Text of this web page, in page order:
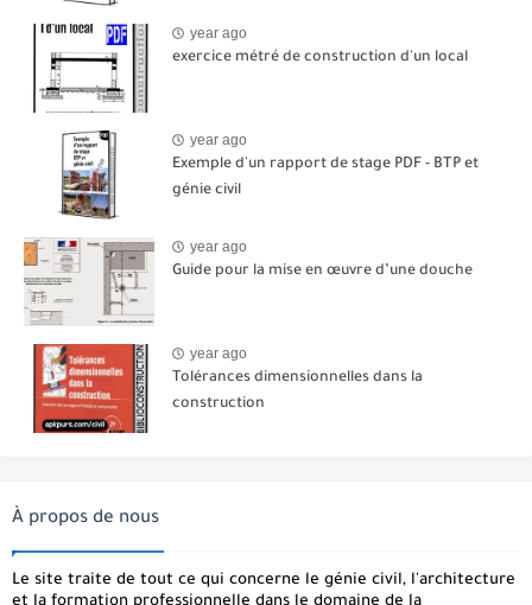
year ago
exercice métré de construction d'un local
year ago
Exemple d'un rapport de stage PDF - BTP et
génie civil
year ago
Guide pour la mise en œuvre d’une douche
year ago
Tolérances dimensionnelles dans la
construction
À propos de nous
Le site traite de tout ce qui concerne le génie civil, l'architecture